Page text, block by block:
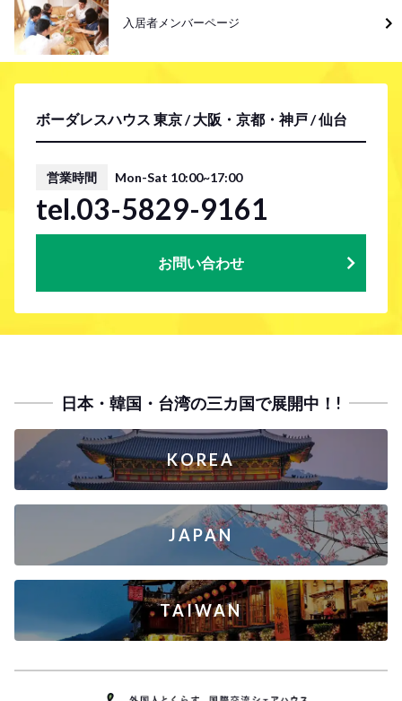
ボーダレスハウス 東京 / 大阪・京都・神戸 / 仙台
営業時間 Mon-Sat 10:00~17:00
tel.03-5829-9161
お問い合わせ
入居者メンバーページ
日本・韓国・台湾の三カ国で展開中！!
KOREA
JAPAN
TAIWAN